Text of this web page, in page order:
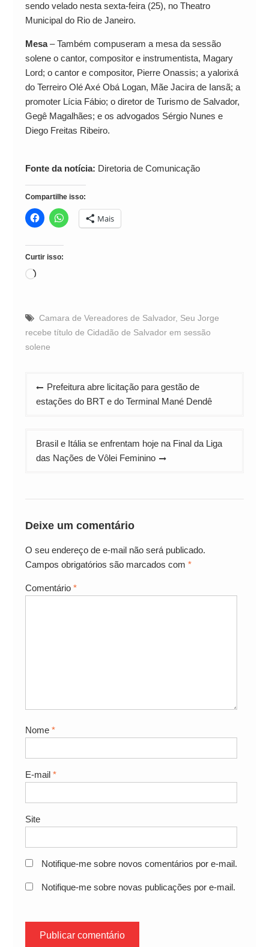
sendo velado nesta sexta-feira (25), no Theatro
Municipal do Rio de Janeiro.
Mesa– Também compuseram a mesa da sessão
solene o cantor, compositor e instrumentista, Magary
Lord; o cantor e compositor, Pierre Onassis; a yalorixá
do Terreiro Olé Axé Obá Logan, Mãe Jacira de Iansã; a
promoter Lícia Fábio; o diretor de Turismo de Salvador,
Gegê Magalhães; e os advogados Sérgio Nunes e
Diego Freitas Ribeiro.
Fonte da notícia: Diretoria de Comunicação
Compartilhe isso:
Mais
Curtir isso:
Carregando...
Camara de Vereadores de Salvador, Seu Jorge
recebe título de Cidadão de Salvador em sessão
solene
Navegação
de
Prefeitura abre licitação para gestão de
estações do BRT e do Terminal Mané Dendê
Brasil e Itália se enfrentam hoje na Final da Liga
das Nações de Vôlei Feminino
Deixe um comentário
O seu endereço de e-mail não será publicado.
Campos obrigatórios são marcados com *
Comentário *
Nome *
E-mail *
Site
Notifique-me sobre novos comentários por e-mail.
Notifique-me sobre novas publicações por e-mail.